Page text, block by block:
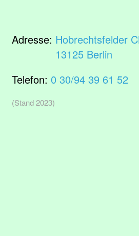
Adresse: Hobrechtsfelder
13125 Berlin
Telefon: 0 30/94 39 61 52
(Stand 2023)